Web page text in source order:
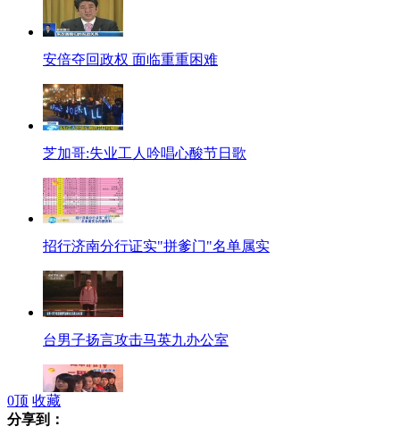
安倍夺回政权 面临重重困难
芝加哥:失业工人吟唱心酸节日歌
招行济南分行证实"拼爹门"名单属实
台男子扬言攻击马英九办公室
0顶 收藏
分享到：